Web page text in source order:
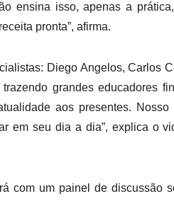
ensina isso, apenas a
pronta”, afirma.
Diego Angelos, Carlos
grandes educadores
aos presentes.
em seu dia a dia”, explica o
com um painel de discussão